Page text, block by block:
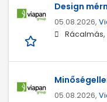
Design
05.08.2026,
Rácalmás,
05.08.2026,